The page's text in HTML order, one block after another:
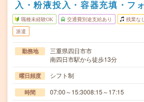
入・粉液投入・容器充填・フ
職種未経験OK 交通費別途支給あり 残業なし
派遣
勤務地
三重県四日市市
南四日市駅から徒歩13分
曜日頻度 シフト制
時間 07:00～15:3008:15～17:15